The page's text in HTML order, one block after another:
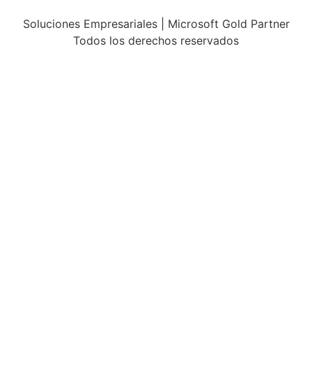
Soluciones Empresariales | Microsoft Gold Partner
Todos los derechos reservados